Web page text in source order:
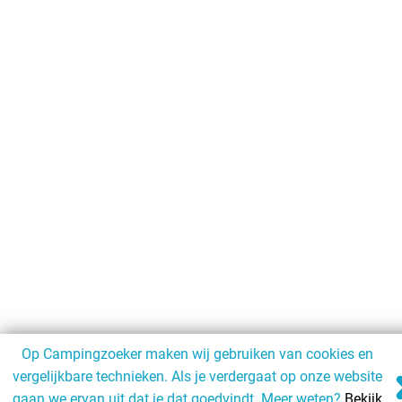
Op Campingzoeker maken wij gebruiken van cookies en
vergelijkbare technieken. Als je verdergaat op onze website